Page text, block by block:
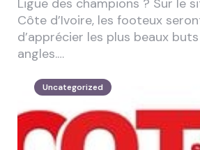
Ligue des champions ? Sur le
Côte d’Ivoire, les footeux
d’apprécier les plus beaux
angles.…
Uncategorized